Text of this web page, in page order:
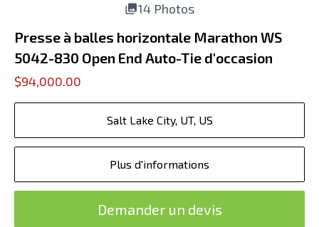
14 Photos
Presse à balles horizontale Marathon WS
5042-830 Open End Auto-Tie d'occasion
$94,000.00
Salt Lake City, UT, US
Plus d'informations
Demander un devis